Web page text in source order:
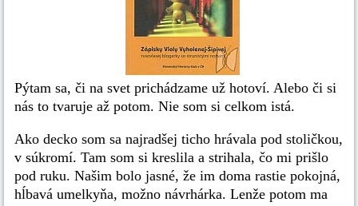
Pýtam sa, či na svet prichádzame už hotoví. Alebo či si
nás to tvaruje až potom. Nie som si celkom istá.
Ako decko som sa najradšej ticho hrávala pod stoličkou,
v súkromí. Tam som si kreslila a strihala, čo mi prišlo
pod ruku. Našim bolo jasné, že im doma rastie pokojná,
hĺbavá umelkyňa, možno návrhárka. Lenže potom ma